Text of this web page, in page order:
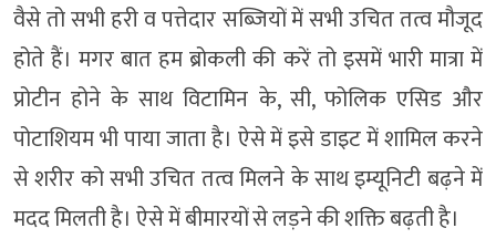
वैसे तो सभी हरी व पत्तेदार सब्जियों में सभी उचित तत्व मौजूद
होते हैं। मगर बात हम ब्रोकली की करें तो इसमें भारी मात्रा में
प्रोटीन होने के साथ विटामिन के, सी, फोलिक एसिड और
पोटाशियम भी पाया जाता है। ऐसे में इसे डाइट में शामिल करने
से शरीर को सभी उचित तत्व मिलने के साथ इम्यूनिटी बढ़ने में
मदद मिलती है। ऐसे में बीमारयों से लड़ने की शक्ति बढ़ती है।